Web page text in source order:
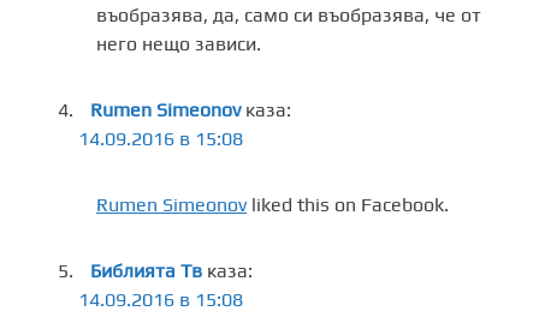
въобразява, да, само си въобразява, че от
него нещо зависи.
Rumen Simeonov каза:
14.09.2016 в 15:08
Rumen Simeonovliked this on Facebook.
Библията Тв каза:
14.09.2016 в 15:08